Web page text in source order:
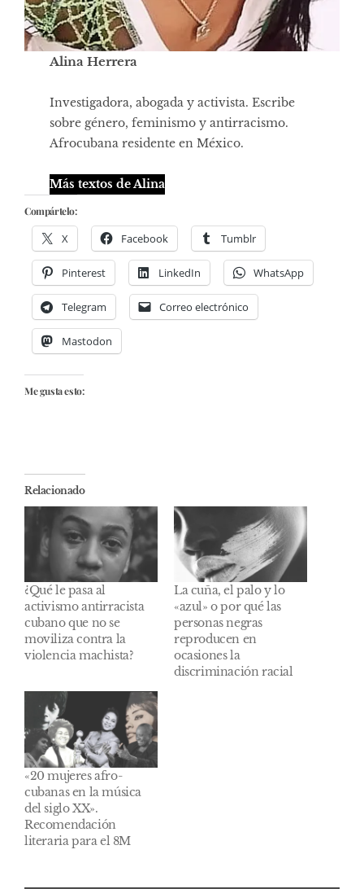
Alina Herrera
Investigadora, abogada y activista. Escribe
sobre género, feminismo y antirracismo.
Afrocubana residente en México.
Más textos de Alina
Compártelo:
X Facebook Tumblr
Pinterest LinkedIn WhatsApp
Telegram Correo electrónico
Mastodon
Me gusta esto:
Relacionado
¿Qué le pasa al
activismo antirracista
cubano que no se
moviliza contra la
violencia machista?
La cuña, el palo y lo
«azul» o por qué las
personas negras
reproducen en
ocasiones la
discriminación racial
«20 mujeres afro-
cubanas en la música
del siglo XX».
Recomendación
literaria para el 8M